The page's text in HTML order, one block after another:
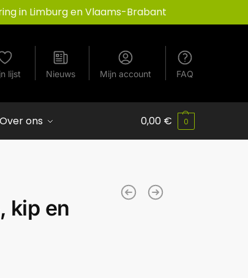
in Limburg en Vlaams-Brabant
lijst Nieuws Mijn account FAQ
Over ons 0,00 € 0
kip en